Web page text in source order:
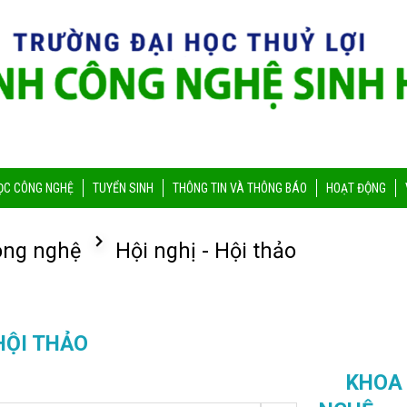
CÔNG NGHỆ TUYỂN SINH THÔNG TIN VÀ THÔNG BÁO HOẠT ĐỘNG
nghệ Hội nghị - Hội thảo
THẢO